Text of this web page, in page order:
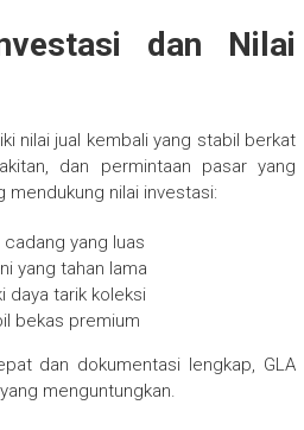
dan Nilai
nilai jual kembali yang stabil berkat
dan permintaan pasar yang
nilai investasi:
yang luas
yang tahan lama
daya tarik koleksi
bekas premium
dan dokumentasi lengkap, GLA
menguntungkan.